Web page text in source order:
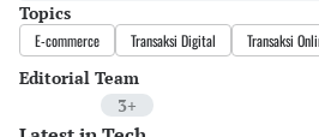
Topics
E-commerce Transaksi Digital Transaksi
Editorial Team
3+